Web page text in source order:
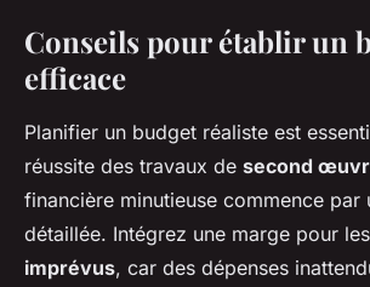
Conseils pour établir un
efficace
Planifier un budget réaliste est
réussite des travaux de second
financière minutieuse commence par
détaillée. Intégrez une marge pour les
imprévus, car des dépenses